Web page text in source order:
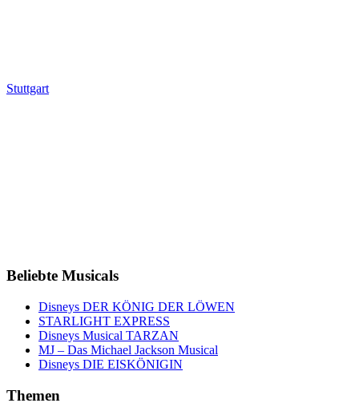
Stuttgart
Beliebte Musicals
Disneys DER KÖNIG DER LÖWEN
STARLIGHT EXPRESS
Disneys Musical TARZAN
MJ – Das Michael Jackson Musical
Disneys DIE EISKÖNIGIN
Themen